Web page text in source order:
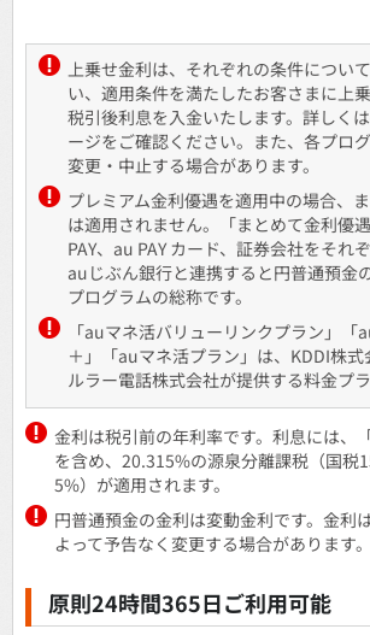
上乗せ金利は、それぞれの条件につい
い、適用条件を満たしたお客さまに上
税引後利息を入金いたします。詳しく
ージをご確認ください。また、各プロ
変更・中止する場合があります。
プレミアム金利優遇を適用中の場合、
は適用されません。「まとめて金利優
PAY、au PAY カード、証券会社をそれ
auじぶん銀行と連携すると円普通預金
プログラムの総称です。
「auマネ活バリューリンクプラン」「
＋」「auマネ活プラン」は、KDDI株式
ルラー電話株式会社が提供する料金プラ
金利は税引前の年利率です。利息には、
を含め、20.315%の源泉分離課税（国税
5%）が適用されます。
円普通預金の金利は変動金利です。金利
よって予告なく変更する場合があります。
原則24時間365日ご利用可能